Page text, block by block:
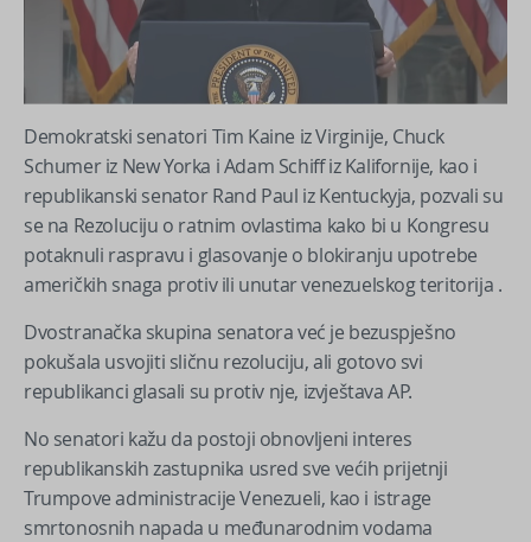
Demokratski senatori Tim Kaine iz Virginije, Chuck
Schumer iz New Yorka i Adam Schiff iz Kalifornije, kao i
republikanski senator Rand Paul iz Kentuckyja, pozvali su
se na Rezoluciju o ratnim ovlastima kako bi u Kongresu
potaknuli raspravu i glasovanje o blokiranju upotrebe
američkih snaga protiv ili unutar venezuelskog teritorija .
Dvostranačka skupina senatora već je bezuspješno
pokušala usvojiti sličnu rezoluciju, ali gotovo svi
republikanci glasali su protiv nje, izvještava AP.
No senatori kažu da postoji obnovljeni interes
republikanskih zastupnika usred sve većih prijetnji
Trumpove administracije Venezueli, kao i istrage
smrtonosnih napada u međunarodnim vodama